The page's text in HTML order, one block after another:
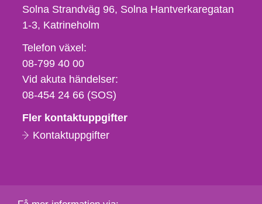
Solna Strandväg 96, Solna Hantverkaregatan
1-3 Katrineholm
Telefon,
fax
och
e-
Telefon växel:
08-799 40 00
Vid akuta händelser:
08-454 24 66 (SOS)
Fler kontaktuppgifter
Kontaktuppgifter